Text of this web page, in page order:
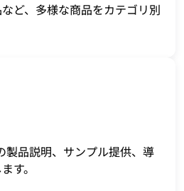
ど、多様な商品をカテゴリ別
品説明、サンプル提供、導
す。